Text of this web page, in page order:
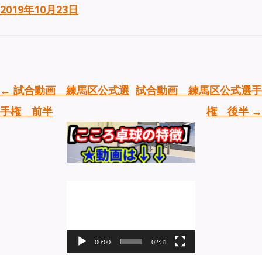
2019年10月23日
投稿ナビゲーション
← 試合動画 練馬区公式選
手権 前半
試合動画 練馬区公式選手
権 後半 →
レ
ー
00:00 02:31